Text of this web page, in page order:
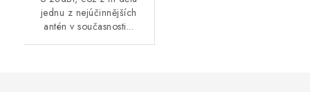
jednu z nejúčinnějších
antén v současnosti...